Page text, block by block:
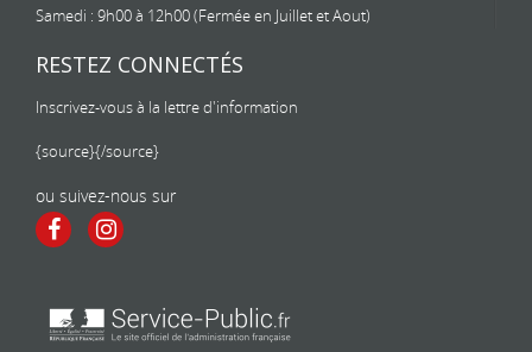
Samedi : 9h00 à 12h00 (Fermée en Juillet et Aout)
RESTEZ CONNECTÉS
Inscrivez-vous à la lettre d'information
{source}{/source}
ou suivez-nous sur